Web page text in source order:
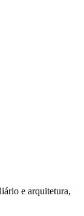
e arquitetura,